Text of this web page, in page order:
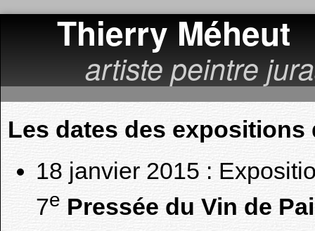
Thierry Méheut
artiste peintre
Les dates des expositions
18 janvier 2015 :
7e Pressée du Vin de